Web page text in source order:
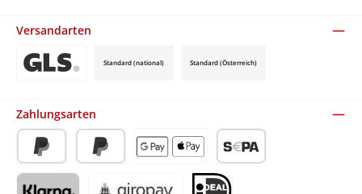
Versandarten
Standard (national) Standard (Österreich)
Zahlungsarten
PayPal Später BezahlenApple Pay / Google Pay (via Stripe)
SEPA-Lastschrift (via Stripe)